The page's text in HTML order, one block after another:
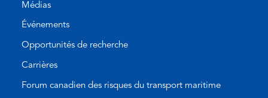
Médias
Événements
Opportunités de recherche
Carrières
Forum canadien des risques du transport maritime